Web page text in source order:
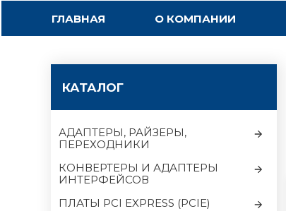
ГЛАВНАЯ О КОМПАНИИ
КАТАЛОГ
АДАПТЕРЫ, РАЙЗЕРЫ,
ПЕРЕХОДНИКИ
КОНВЕРТЕРЫ И АДАПТЕРЫ
ИНТЕРФЕЙСОВ
ПЛАТЫ PCI EXPRESS (PCIE)